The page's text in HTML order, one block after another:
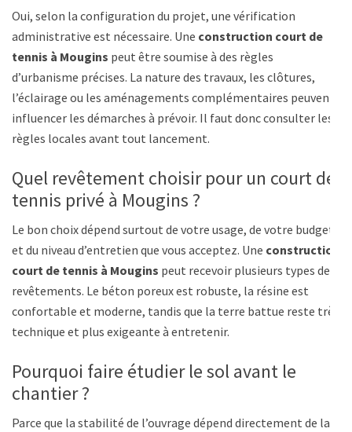
Oui, selon la configuration du projet, une vérification
administrative est nécessaire. Une construction court de
tennis à Mougins peut être soumise à des règles
d’urbanisme précises. La nature des travaux, les clôtures,
l’éclairage ou les aménagements complémentaires peuvent
influencer les démarches à prévoir. Il faut donc consulter les
règles locales avant tout lancement.
Quel revêtement choisir pour un court de
tennis privé à Mougins ?
Le bon choix dépend surtout de votre usage, de votre budget
et du niveau d’entretien que vous acceptez. Une construction
court de tennis à Mougins peut recevoir plusieurs types de
revêtements. Le béton poreux est robuste, la résine est
confortable et moderne, tandis que la terre battue reste très
technique et plus exigeante à entretenir.
Pourquoi faire étudier le sol avant le
chantier ?
Parce que la stabilité de l’ouvrage dépend directement de la